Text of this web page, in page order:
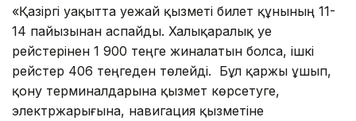
«Қазіргі уақытта әуежай қызметі билет құнының 11-
14 пайызынан аспайды. Халықаралық әуе
рейстерінен 1 900 теңге жиналатын болса, ішкі
рейстер 406 теңгеден төлейді. Бұл қаржы ұшып,
қону терминалдарына қызмет көрсетуге,
электржарығына, навигация қызметіне